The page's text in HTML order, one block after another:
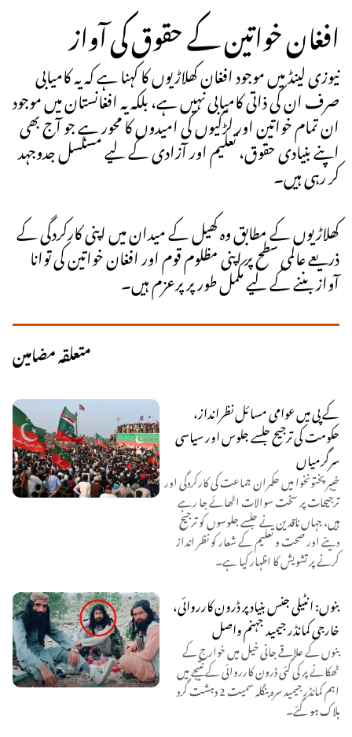
افغان خواتین کے حقوق کی آواز
نیوزی لینڈ میں موجود افغان کھلاڑیوں کا کہنا ہے کہ یہ کامیابی
صرف ان کی ذاتی کامیابی نہیں ہے، بلکہ یہ افغانستان میں موجود
ان تمام خواتین اور لڑکیوں کی امیدوں کا محور ہے جو آج بھی
اپنے بنیادی حقوق، تعلیم اور آزادی کے لیے مسلسل جدوجہد
کر رہی ہیں۔
کھلاڑیوں کے مطابق وہ کھیل کے میدان میں اپنی کارکردگی کے
ذریعے عالمی سطح پر اپنی مظلوم قوم اور افغان خواتین کی توانا
آواز بننے کے لیے مکمل طور پر پرعزم ہیں۔
متعلقہ مضامین
کے پی میں عوامی مسائل نظرانداز،
حکومت کی ترجیح جلسے جلوس اور سیاسی
سرگرمیاں
خیبر پختونخوا میں حکمران جماعت کی کارکردگی اور
ترجیحات پر سخت سوالات اٹھائے جا رہے
ہیں، جہاں ناقدین نے جلسے جلوسوں کو ترجیح
دینے اور صحت و تعلیم کے شعار کو نظر انداز
کرنے پر تشویش کا اظہار کیا ہے۔
بنوں: انٹیلی جنس بنیاد پر ڈرون کارروائی،
خارجی کمانڈر جیمید جہنم واصل
بنوں کے علاقے جانی خیل میں خوارج کے
ٹھکانے پر کی گئی ڈرون کارروائی کے نتیجے میں
اہم کمانڈر جیمید سرہ بنگلہ سمیت 2 دہشت گرد
ہلاک ہو گئے۔